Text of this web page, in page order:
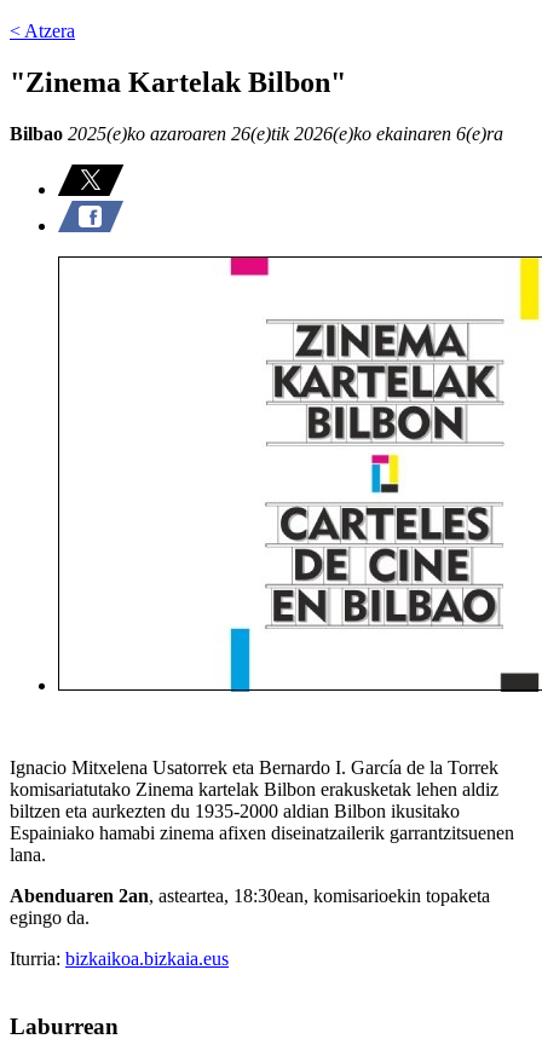
< Atzera
"Zinema Kartelak Bilbon"
Bilbao 2025(e)ko azaroaren 26(e)tik 2026(e)ko ekainaren 6(e)ra
Ignacio Mitxelena Usatorrek eta Bernardo I. García de la Torrek
komisariatutako Zinema kartelak Bilbon erakusketak lehen aldiz
biltzen eta aurkezten du 1935-2000 aldian Bilbon ikusitako
Espainiako hamabi zinema afixen diseinatzailerik garrantzitsuenen
lana.
Abenduaren 2an, asteartea, 18:30ean, komisarioekin topaketa
egingo da.
Iturria: bizkaikoa.bizkaia.eus
Laburrean